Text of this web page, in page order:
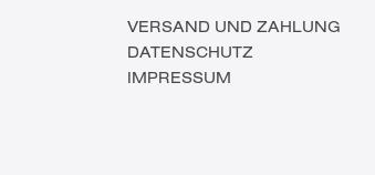
VERSAND UND ZAHLUNG
DATENSCHUTZ
IMPRESSUM